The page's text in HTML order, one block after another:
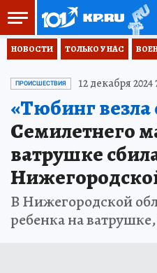
НОВОСТИ ТОЛЬКО У НАС
ПРОИСШЕСТВИЯ 12 декабря 2024
«Тюбинг везла
Семилетнего
ватрушке
В Нижегородской
ребенка на